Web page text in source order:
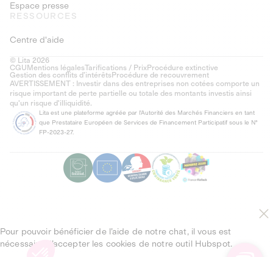
Espace presse
RESSOURCES
Centre d'aide
© Lita 2026
CGU Mentions légalesTarifications / PrixProcédure extinctive
Gestion des conflits d’intérêtsProcédure de recouvrement
AVERTISSEMENT : Investir dans des entreprises non cotées comporte un
risque important de perte partielle ou totale des montants investis ainsi
qu'un risque d'illiquidité.
Lita est une plateforme agréée par l'Autorité des Marchés Financiers en tant
que Prestataire Européen de Services de Financement Participatif sous le N°
FP-2023-27.
Pour pouvoir bénéficier de l’aide de notre chat, il vous est
nécessaire d’accepter les cookies de notre outil Hubspot.